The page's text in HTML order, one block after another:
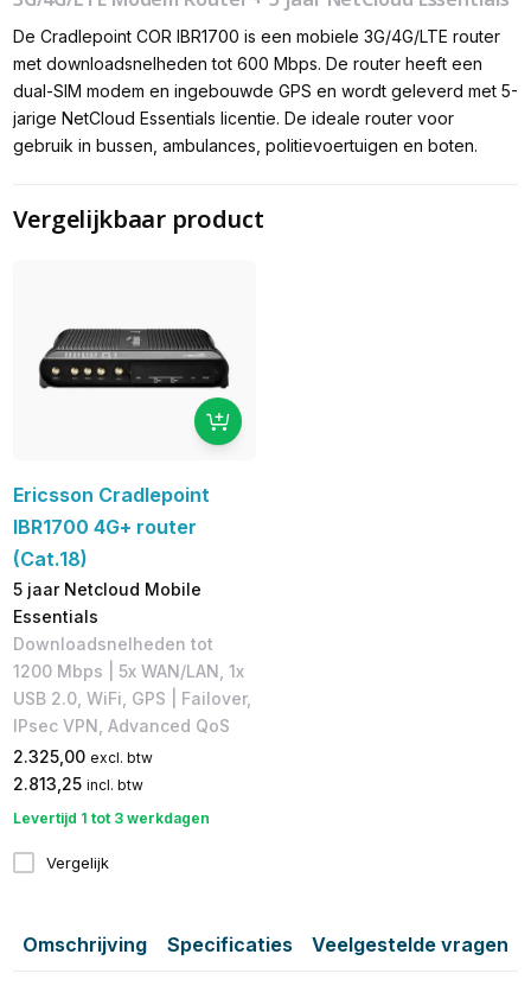
De Cradlepoint COR IBR1700 is een mobiele 3G/4G/LTE router
met downloadsnelheden tot 600 Mbps. De router heeft een
dual-SIM modem en ingebouwde GPS en wordt geleverd met 5-
jarige NetCloud Essentials licentie. De ideale router voor
gebruik in bussen, ambulances, politievoertuigen en boten.
Vergelijkbaar product
Ericsson Cradlepoint
IBR1700 4G+ router
(Cat.18)
5 jaar Netcloud Mobile
Essentials
Downloadsnelheden tot
1200 Mbps | 5x WAN/LAN, 1x
USB 2.0, WiFi, GPS | Failover,
IPsec VPN, Advanced QoS​
2.325,00 excl. btw
2.813,25 incl. btw
Levertijd 1 tot 3 werkdagen
Vergelijk
Omschrijving Specificaties Veelgestelde vragen